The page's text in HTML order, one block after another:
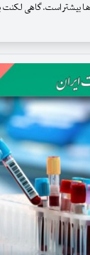
بیشتر است. گاهی لکنت